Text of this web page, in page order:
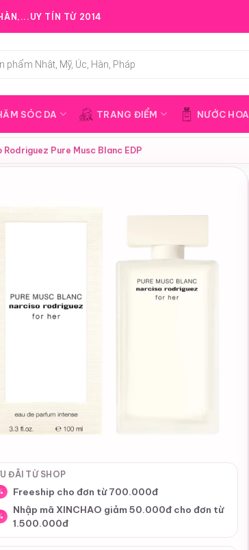
TÍN TỪ 2014
SÓC DA TRANG ĐIỂM NƯỚC HOA
Pure Musc Blanc EDP
ĐÃI TỪ SHOP
Freeship cho đơn từ 700.000đ
Nhập mã XINCHAO giảm 50.000đ cho đơn từ
1.500.000đ